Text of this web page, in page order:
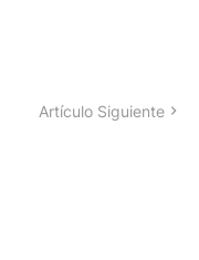
Artículo Siguiente